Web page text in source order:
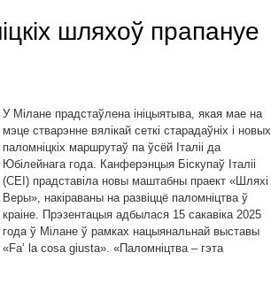
шляхоў прапануе
У Мілане прадстаўлена ініцыятыва, якая мае на
мэце стварэнне вялікай сеткі старадаўніх і новых
паломніцкіх маршрутаў па ўсёй Італіі да
Юбілейнага года. Канферэнцыя Біскупаў Італіі
(CEI) прадставіла новы маштабны праект «Шляхі
Веры», накіраваны на развіццё паломніцтва ў
краіне. Прэзентацыя адбылася 15 сакавіка 2025
года ў Мілане ў рамках нацыянальнай выставы
«Fa’ la cosa giusta». «Паломніцтва – гэта